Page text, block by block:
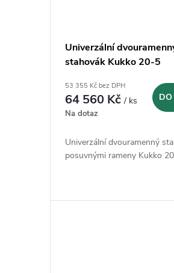
ů
k
Univerzální
stahovák Kukko 20-5
53 355 Kč bez DPH
64 560 Kč/ ks
Na dotaz
Univerzální dvouramenný
posuvnými rameny Kukko